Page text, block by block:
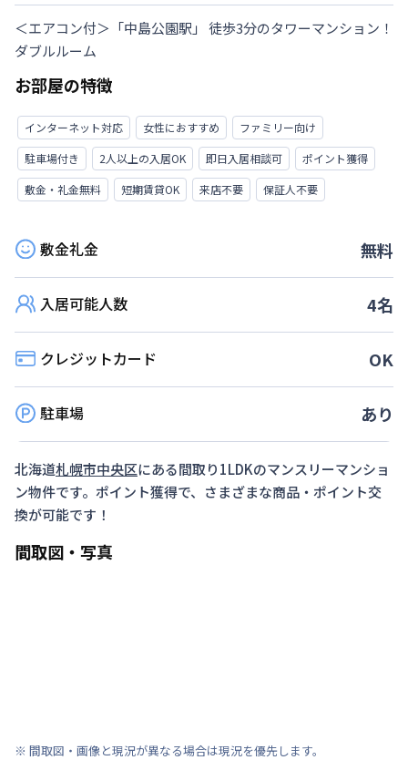
＜エアコン付＞「中島公園駅」 徒歩3分のタワーマンション！
ダブルルーム
お部屋の特徴
インターネット対応 女性におすすめ
ファミリー向け
駐車場付き
2人以上の入居OK 即日入居相談可
ポイント獲得
敷金・礼金無料
短期賃貸OK 来店不要 保証人不要
敷金礼金 無料
入居可能人数 4名
クレジットカード OK
駐車場 あり
北海道札幌市中央区にある間取り1LDKのマンスリーマンショ
ン物件です。ポイント獲得で、さまざまな商品・ポイント交
換が可能です！
間取図・写真
※ 間取図・画像と現況が異なる場合は現況を優先します。